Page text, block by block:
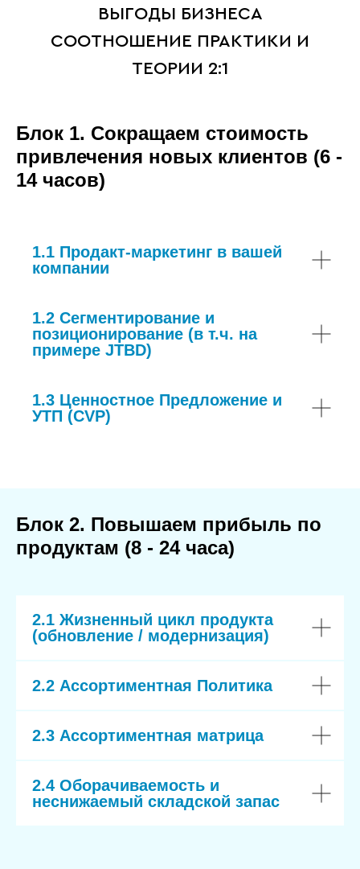
ВЫГОДЫ БИЗНЕСА
СООТНОШЕНИЕ ПРАКТИКИ И
ТЕОРИИ 2:1
Блок 1. Сокращаем стоимость
привлечения новых клиентов (6 -
14 часов)
1.1 Продакт-маркетинг в вашей
компании
1.2 Сегментирование и
позиционирование (в т.ч. на
примере JTBD)
1.3 Ценностное Предложение и
УТП (CVP)
Блок 2. Повышаем прибыль по
продуктам (8 - 24 часа)
2.1 Жизненный цикл продукта
(обновление / модернизация)
2.2 Ассортиментная Политика
2.3 Ассортиментная матрица
2.4 Оборачиваемость и
неснижаемый складской запас